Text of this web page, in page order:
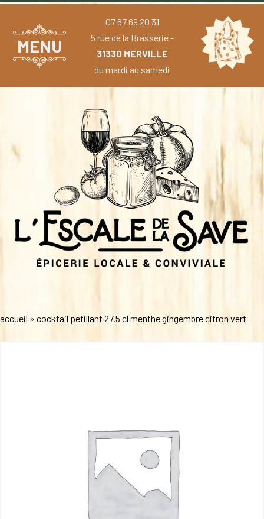
MENU
07 67 69 20 31
5 rue de la Brasserie -
31330 MERVILLE
du mardi au samedi
accueil » cocktail petillant 27.5 cl menthe gingembre citron vert